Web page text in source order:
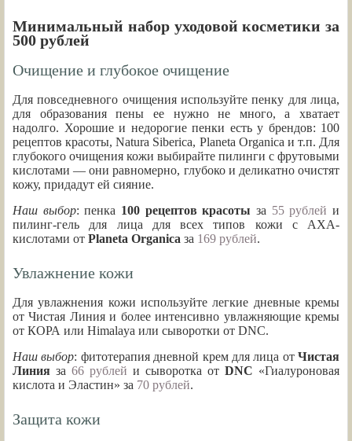
Минимальный набор уходовой косметики за
500 рублей
Очищение и глубокое очищение
Для повседневного очищения используйте пенку для лица,
для образования пены ее нужно не много, а хватает
надолго. Хорошие и недорогие пенки есть у брендов: 100
рецептов красоты, Natura Siberica, Planeta Organica и т.п. Для
глубокого очищения кожи выбирайте пилинги с фрутовыми
кислотами — они равномерно, глубоко и деликатно очистят
кожу, придадут ей сияние.
Наш выбор: пенка 100 рецептов красоты за 55 рублей и
пилинг-гель для лица для всех типов кожи с АХА-
кислотами от Planeta Organica за 169 рублей.
Увлажнение кожи
Для увлажнения кожи используйте легкие дневные кремы
от Чистая Линия и более интенсивно увлажняющие кремы
от КОРА или Himalaya или сыворотки от DNC.
Наш выбор: фитотерапия дневной крем для лица от Чистая
Линия за 66 рублей и сыворотка от DNC «Гиалуроновая
кислота и Эластин» за 70 рублей.
Защита кожи